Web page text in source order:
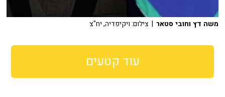
משה דץ וחובי סטאר | צילום: ויקיפדיה, יח"צ
עוד קטעים